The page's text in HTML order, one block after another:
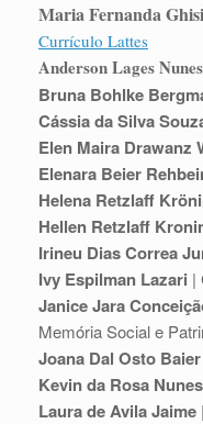
Maria Fernanda Ghisi
Currículo Lattes
Anderson Lages Nunes
Bruna Bohlke
Cássia da Silva
Elen Maira Drawanz
Elenara Beier
Helena Retzlaff
Hellen Retzlaff
Irineu Dias Correa
Ivy Espilman Lazari |
Janice Jara
Memória Social e
Joana Dal Osto
Kevin da Rosa Nunes
Laura de Avila Jaime